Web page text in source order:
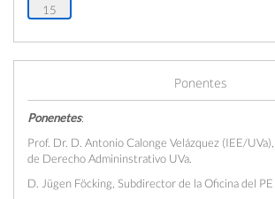
15
Ponentes
Ponenetes:
Prof. Dr. D. Antonio Calonge Velázquez (IEE/
de Derecho Admininstrativo UVa.
D. Jügen Föcking, Subdirector de la Oficina del PE